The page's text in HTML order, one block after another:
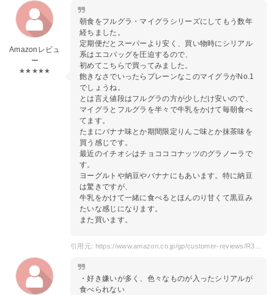
Amazonレビュ
ー
★★★★★
朝食をフルグラ・マイグラシリーズにしてもう数年
経ちました。
定期便だとスーパーより安く、買い物時にシリアル
系はエコバッグを圧迫するので、
初めてこちらで買ってみました。
飽きなさでいったらプレーンなこのマイグラがNo.1
でしょうね。
とは言え値段はフルグラの方が少しだけ安いので、
マイグラとフルグラを半々で牛乳をかけて毎朝食べ
てます。
たまにバナナ味とか期間限定りんご味とか抹茶味を
買う感じです。
最近のイチオシはチョコココナッツのグラノーラで
す。
ヨーグルトや納豆やバナナにもあいます。特に納豆
は驚きですが、
牛乳をかけて一緒に食べるとほんのり甘くて黒豆み
たいな感じになります。
また買います。
・好き嫌いが多く、色々なものが入ったシリアルが
食べられない